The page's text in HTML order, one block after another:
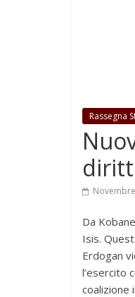
Rassegna
Da
Isis.
Erdogan
l’esercito
coalizione